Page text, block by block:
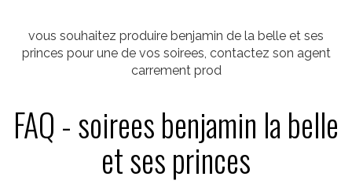
vous souhaitez produire benjamin de la belle et ses
princes pour une de vos soirees, contactez son agent
carrement prod
FAQ - soirees benjamin la belle
et ses princes